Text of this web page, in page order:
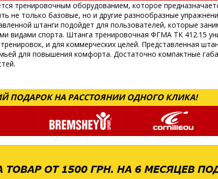
тренировочным оборудованием, которое
не только базовые, но и другие разнообразные
штанги подойдет для пользователей, которые
видами спорта. Штанга тренировочная ФГМА ТК 412.15
и для коммерческих целей. Представленная
для повышения комфорта. Достаточно компактные
ПОДАРОК НА РАССТОЯНИИ ОДНОГО КЛИКА!